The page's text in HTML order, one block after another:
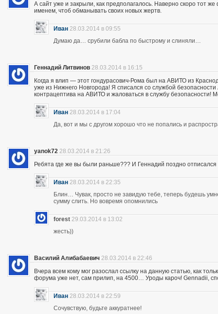
А сайт уже и закрыли, как предполагалось. Наверно скоро тот
именем, чтоб обманывать своих новых жертв.
Иван 28.03.2014 в 09:55
Думаю да… срубили бабла по быстрому и слиняли…
Геннадий Литвинов 28.03.2014 в 16:15
Когда я влип — этот гондурасович-Рома был на АВИТО из
уже из Нижнего Новгорода! Я списался со службой
контрацептива на АВИТО и жаловаться в службу безопасности!
Иван 28.03.2014 в 17:04
Да, вот и мы с другом хорошо что не попались и
yanok72 28.03.2014 в 21:26
Ребята где же вы были раньше??? И Геннадий поздно
Иван 28.03.2014 в 22:35
Блин… Чувак, просто не завидую тебе, теперь будешь
сумму слить. Но вовремя опомнились
forest 29.03.2014 в 13:02
жесть))
Василий Алибабаевич 28.03.2014 в 22:46
Вчера всем кому мог разослал ссылку на данную статью, как
форума уже нет, сам прилип, на 4500… Уроды кароч! Gennadii,
Иван 28.03.2014 в 22:59
Сочувствую, будьте аккуратнее!